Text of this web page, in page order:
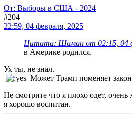
От: Выборы в США - 2024
#204
22:59, 04 февраля, 2025
Цитата: Шаман от 02:15, 04
в Америке родился.
Ух ты, не знал.
Может Трамп поменяет
Не смотрите что я плохо одет,
я хорошо воспитан.